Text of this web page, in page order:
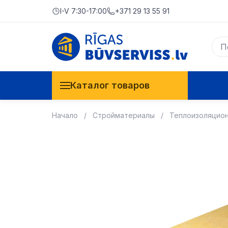
I-V 7:30-17:00 +371 29 13 55 91
Каталог товаров
Начало Стройматериалы